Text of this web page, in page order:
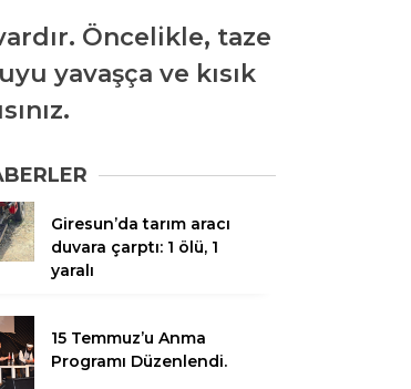
Öncelikle, taze
yavaşça ve kısık
Giresun’da tarım aracı
duvara çarptı: 1 ölü, 1
yaralı
15 Temmuz’u Anma
Programı Düzenlendi.